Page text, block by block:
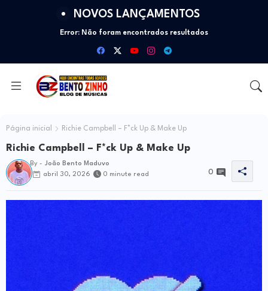
NOVOS LANÇAMENTOS
Error: Não foram encontrados resultados
Página inicial Richie Campbell – F*ck Up & Make Up
Richie Campbell – F*ck Up & Make Up
By - João Bento Maduvo
abril 30, 2026
0 minute read 0